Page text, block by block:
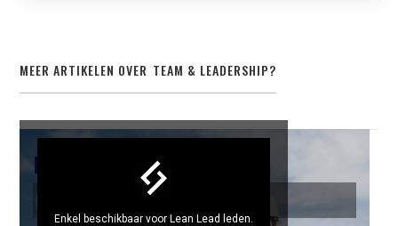
MEER ARTIKELEN OVER TEAM & LEADERSHIP?
Happiness @ Work
Enkel beschikbaar voor Lean Lead leden.